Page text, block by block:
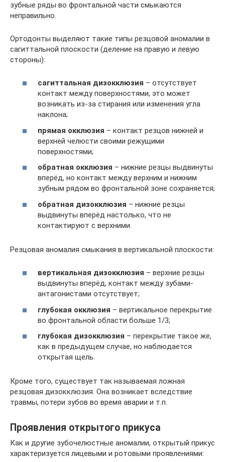
зубные ряды во фронтальной части смыкаются
неправильно.
Ортодонты выделяют такие типы резцовой аномалии в
сагиттальной плоскости (деление на правую и левую
стороны):
сагиттальная дизокклюзия – отсутствует
контакт между поверхностями, это может
возникать из-за стирания или изменения угла
наклона;
прямая окклюзия – контакт резцов нижней и
верхней челюсти своими режущими
поверхностями;
обратная окклюзия – нижние резцы выдвинуты
вперёд, но контакт между верхним и нижним
зубным рядом во фронтальной зоне сохраняется;
обратная дизокклюзия – нижние резцы
выдвинуты вперёд настолько, что не
контактируют с верхними.
Резцовая аномалия смыкания в вертикальной плоскости:
вертикальная дизокклюзия – верхние резцы
выдвинуты вперёд, контакт между зубами-
антагонистами отсутствует;
глубокая окклюзия – вертикальное перекрытие
во фронтальной области больше 1/3;
глубокая дизокклюзия – перекрытие такое же,
как в предыдущем случае, но наблюдается
открытая щель.
Кроме того, существует так называемая ложная
резцовая дизокклюзия. Она возникает вследствие
травмы, потери зубов во время аварии и т.п.
Проявления открытого прикуса
Как и другие зубочелюстные аномалии, открытый прикус
характеризуется лицевыми и ротовыми проявлениями: